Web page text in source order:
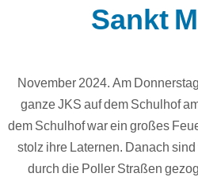
Sankt
November 2024. Am
ganze JKS auf dem Schulhof
dem Schulhof war ein großes
stolz ihre Laternen. Danach
durch die Poller Straßen